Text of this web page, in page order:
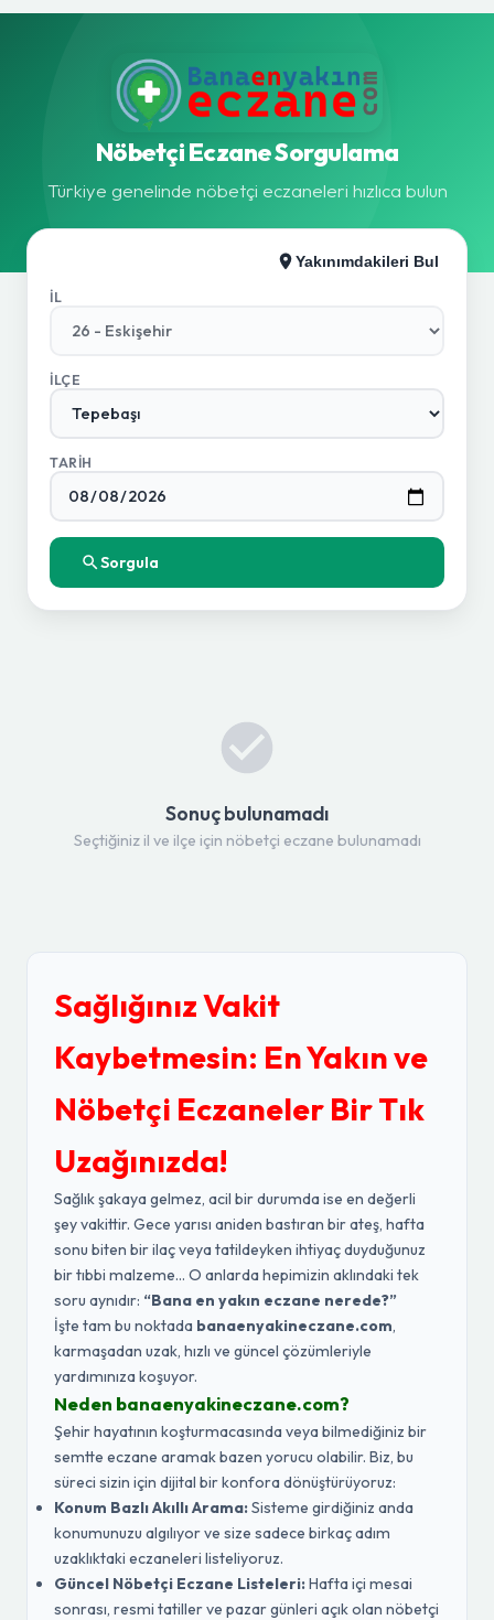
Nöbetçi Eczane Sorgulama
Türkiye genelinde nöbetçi eczaneleri hızlıca bulun
Yakınımdakileri Bul
İL
İLÇE
TARIH
Sorgula
Sonuç bulunamadı
Seçtiğiniz il ve ilçe için nöbetçi eczane bulunamadı
Sağlığınız Vakit
Kaybetmesin: En Yakın ve
Nöbetçi Eczaneler Bir Tık
Uzağınızda!
Sağlık şakaya gelmez, acil bir durumda ise en değerli
şey vakittir. Gece yarısı aniden bastıran bir ateş, hafta
sonu biten bir ilaç veya tatildeyken ihtiyaç duyduğunuz
bir tıbbi malzeme... O anlarda hepimizin aklındaki tek
soru aynıdır: “Bana en yakın eczane nerede?”
İşte tam bu noktada banaenyakineczane.com,
karmaşadan uzak, hızlı ve güncel çözümleriyle
yardımınıza koşuyor.
Neden banaenyakineczane.com?
Şehir hayatının koşturmacasında veya bilmediğiniz bir
semtte eczane aramak bazen yorucu olabilir. Biz, bu
süreci sizin için dijital bir konfora dönüştürüyoruz:
Konum Bazlı Akıllı Arama:Sisteme girdiğiniz anda
konumunuzu algılıyor ve size sadece birkaç adım
uzaklıktaki eczaneleri listeliyoruz.
Güncel Nöbetçi Eczane Listeleri:Hafta içi mesai
sonrası, resmi tatiller ve pazar günleri açık olan nöbetçi